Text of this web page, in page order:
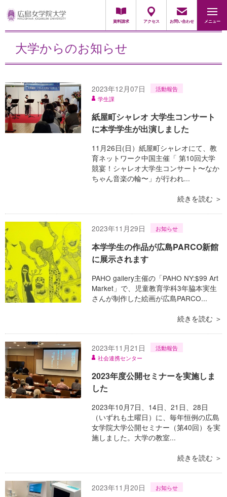
資料請求 アクセス お問い合わせ メニュー
大学からのお知らせ
2023年12月07日
活動報告
学生課
紙屋町シャレオ 大学生コンサート
に本学学生が出演しました
11月26日(日）紙屋町シャレオにて、教
育ネットワーク中国主催「 第10回大学
競宴！シャレオ大学生コンサート〜なか
ちゃん音楽の輪〜」が行われ...
続きを読む ＞
2023年11月29日 お知らせ
本学学生の作品が広島PARCO新館
に展示されます
PAHO gallery主催の「PAHO NY:$99 Art
Market」で、児童教育学科3年脇本実生
さんが制作した絵画が広島PARCO...
続きを読む ＞
2023年11月21日
活動報告
社会連携センター
2023年度公開セミナーを実施しま
した
2023年10月7日、14日、21日、28日
（いずれも土曜日）に、毎年恒例の広島
女学院大学公開セミナー（第40回）を実
施しました。大学の教室...
続きを読む ＞
2023年11月20日 お知らせ